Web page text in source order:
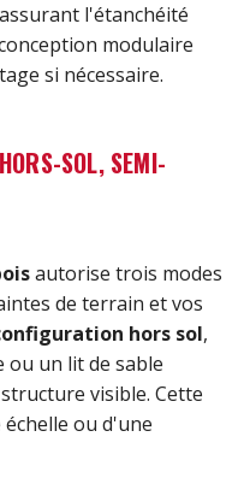
l'étanchéité
modulaire
si nécessaire.
SOL, SEMI-
autorise trois modes
de terrain et vos
hors sol,
ou un lit de sable
visible. Cette
ou d'une